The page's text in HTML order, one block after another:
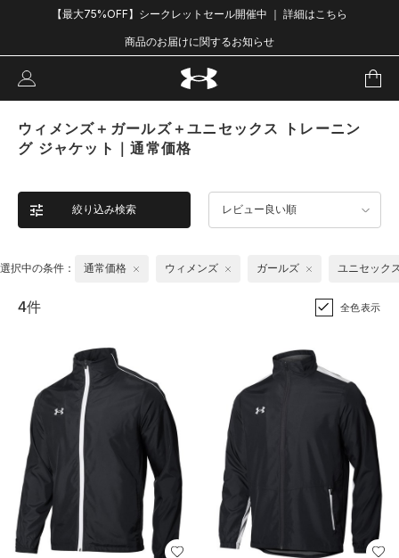
【最大75%OFF】シークレットセール開催中 ｜ 詳細はこちら
商品のお届けに関するお知らせ
ウィメンズ＋ガールズ＋ユニセックス トレーニン
グ ジャケット｜通常価格
絞り込み検索 レビュー良い順
選択中の条件： 通常価格 ウィメンズ ガールズ ユニセック
4件 全色表示